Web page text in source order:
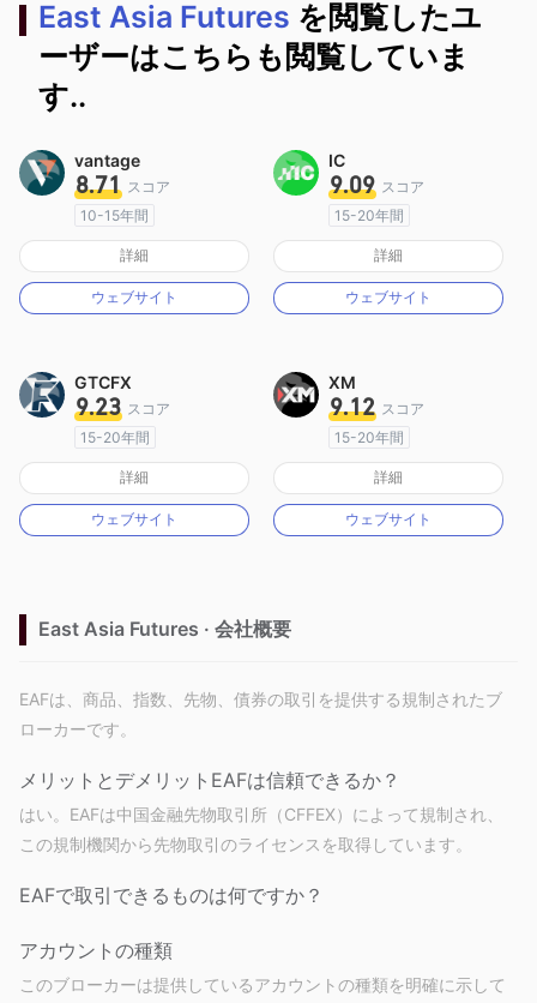
East Asia Futures を閲覧したユ
ーザーはこちらも閲覧していま
す..
vantage
8.71 スコア
10-15年間
オーストラリア規制
マーケットメイキングライセンス（MM）
MT4フルライセンス
詳細
ウェブサイト
IC
9.09 スコア
15-20年間
オーストラリア規制
マーケットメイキングライセンス（MM）
MT4フルライセンス
詳細
ウェブサイト
GTCFX
9.23 スコア
15-20年間
イギリス規制
マーケットメイキングライセンス（MM）
MT4フルライセンス
詳細
ウェブサイト
XM
9.12 スコア
15-20年間
オーストラリア規制
マーケットメイキングライセンス（MM）
MT4フルライセンス
詳細
ウェブサイト
East Asia Futures · 会社概要
EAFは、商品、指数、先物、債券の取引を提供する規制されたブ
ローカーです。
メリットとデメリット EAFは信頼できるか？
はい。EAFは中国金融先物取引所（CFFEX）によって規制され、
この規制機関から先物取引のライセンスを取得しています。
EAFで取引できるものは何ですか？
アカウントの種類
このブローカーは提供しているアカウントの種類を明確に示して